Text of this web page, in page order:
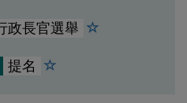
政長官選舉
提名